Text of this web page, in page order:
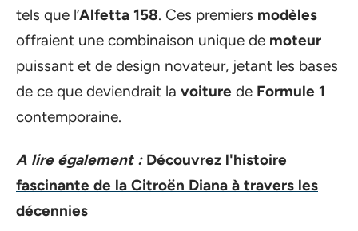
tels que l’Alfetta 158. Ces premiers modèles
offraient une combinaison unique de moteur
puissant et de design novateur, jetant les bases
de ce que deviendrait la voiture de Formule 1
contemporaine.
A lire également : Découvrez l'histoire
fascinante de la Citroën Diana à travers les
décennies